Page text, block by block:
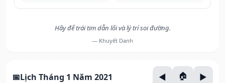
Hãy để trái tim dẫn lối và lý trí soi đường.
— Khuyết Danh
Lịch Tháng 1 Năm 2021